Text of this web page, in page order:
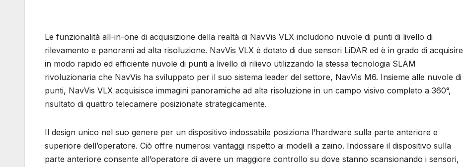
Le funzionalità all-in-one di acquisizione della realtà di NavVis VLX includono nuvole di punti di livello di
rilevamento e panorami ad alta risoluzione. NavVis VLX è dotato di due sensori LiDAR ed è in grado di acquisire
in modo rapido ed efficiente nuvole di punti a livello di rilievo utilizzando la stessa tecnologia SLAM
rivoluzionaria che NavVis ha sviluppato per il suo sistema leader del settore, NavVis M6. Insieme alle nuvole di
punti, NavVis VLX acquisisce immagini panoramiche ad alta risoluzione in un campo visivo completo a 360°,
risultato di quattro telecamere posizionate strategicamente.
Il design unico nel suo genere per un dispositivo indossabile posiziona l’hardware sulla parte anteriore e
superiore dell’operatore. Ciò offre numerosi vantaggi rispetto ai modelli a zaino. Indossare il dispositivo sulla
parte anteriore consente all’operatore di avere un maggiore controllo su dove stanno scansionando i sensori,